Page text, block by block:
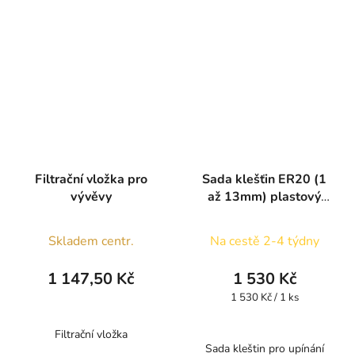
Filtrační vložka pro
vývěvy
Skladem centr.
1 147,50 Kč
Filtrační vložka
Sada klešťin ER20 (1
až 13mm) plastový
Na cestě 2-4 týdny
1 530 Kč
Měrná
1 530 Kč / 1 ks
Sada kleštin pro upínání